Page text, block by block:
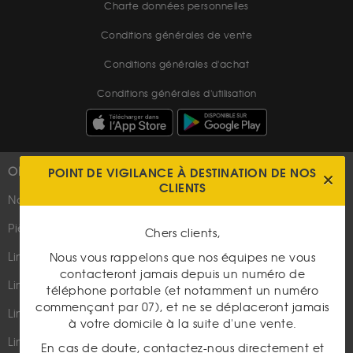
Charte données personnelles
Conditions générales de vente
Conditions générales d'achat
Conditions générales d'utilisation
OR
Nouveautés
Pièces d'or d'investissement
Lingots et lingotins
Lingot 1Kg Or
Lingot 100g Or
Lingotin 1 Once Or
PLUS D'INFOS
Parutions dans les médias
Qui sommes-nous ?
POINT DE VIGILANCE À DESTINATION DE NOS
CLIENTS
Chers clients,
Nous vous rappelons que nos équipes ne vous
contacteront jamais depuis un numéro de
téléphone portable (et notamment un numéro
commençant par 07), et ne se déplaceront jamais
à votre domicile à la suite d'une vente.
En cas de doute, contactez-nous directement et